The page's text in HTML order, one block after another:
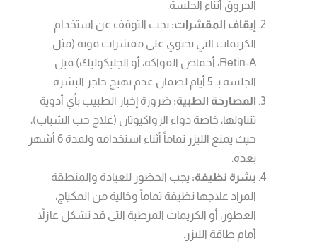
الحروق أثناء الجلسة.
إيقاف المقشرات: يجب التوقف عن استخدام
الكريمات التي تحتوي على مقشرات قوية (مثل
Retin-A، أحماض الفواكه، أو الجليكوليك) قبل
الجلسة بـ 5 أيام لضمان عدم تهيج حاجز البشرة.
المصارحة الطبية: ضرورة إخبار الطبيب بأي أدوية
تتناولها، خاصة دواء الرواكيوتان (علاج حب الشباب)،
حيث يمنع الليزر تماماً أثناء استخدامه ولمدة 6 أشهر
بعده.
بشرة نظيفة: يجب الحضور للعيادة والمنطقة
المراد علاجها نظيفة تماماً وخالية من المكياج،
العطور، أو الكريمات المرطبة التي قد تشكل عازلاً
أمام طاقة الليزر.